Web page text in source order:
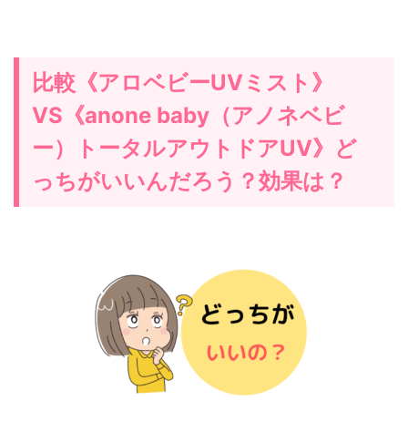
比較《アロベビーUVミスト》
VS《anone baby（アノネベビ
ー）トータルアウトドアUV》ど
っちがいいんだろう？効果は？